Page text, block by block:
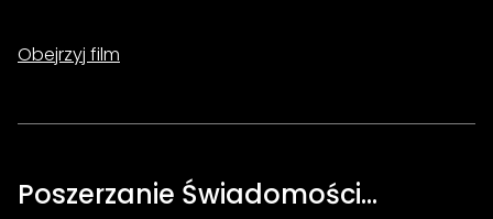
Obejrzyj film
Poszerzanie Świadomości…